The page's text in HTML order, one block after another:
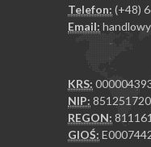
Telefon: (+48)
Email:
KRS:
NIP:
REGON:
GIOŚ: